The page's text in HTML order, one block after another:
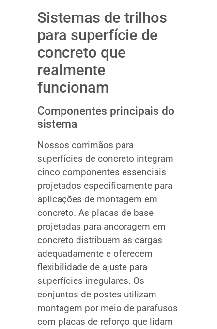
Sistemas de trilhos
para superfície de
concreto que
realmente
funcionam
Componentes principais do
sistema
Nossos corrimãos para
superfícies de concreto integram
cinco componentes essenciais
projetados especificamente para
aplicações de montagem em
concreto. As placas de base
projetadas para ancoragem em
concreto distribuem as cargas
adequadamente e oferecem
flexibilidade de ajuste para
superfícies irregulares. Os
conjuntos de postes utilizam
montagem por meio de parafusos
com placas de reforço que lidam